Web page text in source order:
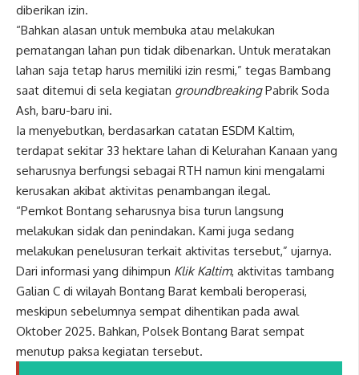
diberikan izin.
“Bahkan alasan untuk membuka atau melakukan
pematangan lahan pun tidak dibenarkan. Untuk meratakan
lahan saja tetap harus memiliki izin resmi,” tegas Bambang
saat ditemui di sela kegiatan groundbreakingPabrik Soda
Ash, baru-baru ini.
Ia menyebutkan, berdasarkan catatan ESDM Kaltim,
terdapat sekitar 33 hektare lahan di Kelurahan Kanaan yang
seharusnya berfungsi sebagai RTH namun kini mengalami
kerusakan akibat aktivitas penambangan ilegal.
“Pemkot Bontang seharusnya bisa turun langsung
melakukan sidak dan penindakan. Kami juga sedang
melakukan penelusuran terkait aktivitas tersebut,” ujarnya.
Dari informasi yang dihimpun Klik Kaltim, aktivitas tambang
Galian C di wilayah Bontang Barat kembali beroperasi,
meskipun sebelumnya sempat dihentikan pada awal
Oktober 2025. Bahkan, Polsek Bontang Barat sempat
menutup paksa kegiatan tersebut.